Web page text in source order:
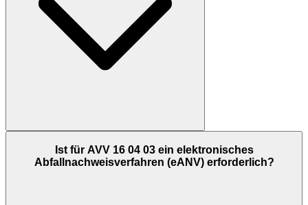
Ist für AVV 16 04 03 ein elektronisches
Abfallnachweisverfahren (eANV) erforderlich?